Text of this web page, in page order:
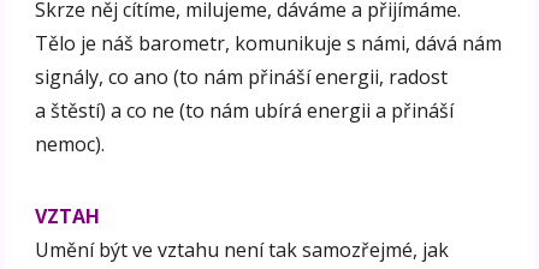
Skrze něj cítíme, milujeme, dáváme a přijímáme.
Tělo je náš barometr, komunikuje s námi, dává nám
signály, co ano (to nám přináší energii, radost
a štěstí) a co ne (to nám ubírá energii a přináší
nemoc).
VZTAH
Umění být ve vztahu není tak samozřejmé, jak